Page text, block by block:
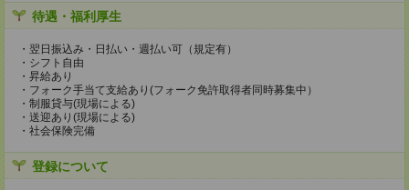
待遇・福利厚生
・翌日振込み・日払い・週払い可（規定有）
・シフト自由
・昇給あり
・フォーク手当て支給あり(フォーク免許取得者同時募集中）
・制服貸与(現場による)
・送迎あり(現場による)
・社会保険完備
登録について